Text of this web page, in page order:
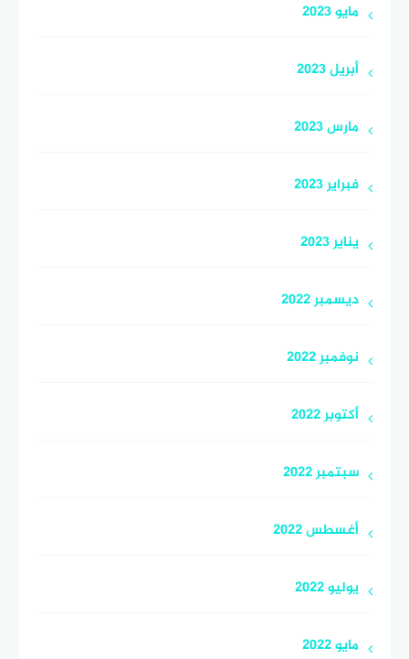
مايو 2023
أبريل 2023
مارس 2023
فبراير 2023
يناير 2023
ديسمبر 2022
نوفمبر 2022
أكتوبر 2022
سبتمبر 2022
أغسطس 2022
يوليو 2022
مايو 2022